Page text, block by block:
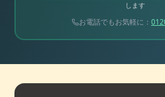
します
お電話でもお気軽に：